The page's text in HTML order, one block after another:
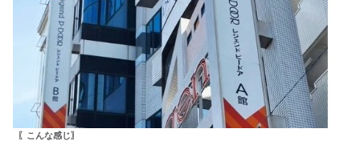
〖こんな感じ〗